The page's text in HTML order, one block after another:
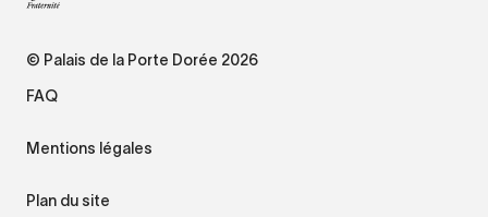
© Palais de la Porte Dorée 2026
FAQ
Mentions légales
Plan du site